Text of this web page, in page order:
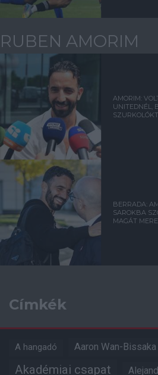
RUBEN AMORIM
AMORIM:
UNITEDNÉL,
BERRADA:
SAROKBA
MAGÁT
Címkék
A hangadó Aaron Wan-Bissaka
Akadémiai csapat